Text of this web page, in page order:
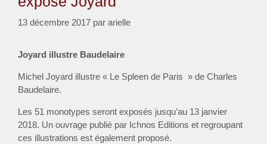
13 décembre 2017 par arielle
Joyard illustre Baudelaire
Michel Joyard illustre « Le Spleen de Paris » de Charles
Baudelaire.
Les 51 monotypes seront exposés jusqu’au 13 janvier
2018. Un ouvrage publié par Ichnos Editions et regroupant
ces illustrations est également proposé.